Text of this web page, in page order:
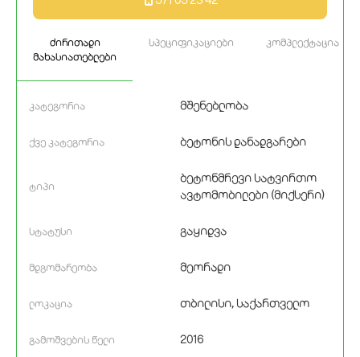
ძირითადი
მახასიათებლები
სპეციფიკაციები კომპლექტაცია
კატეგორია მშენებლობა
ქვე კატეგორია ბეტონის დანადგარები
ტიპი
ბეტონმრევი სატვირთო
ავტომობილები (მიქსერი)
სტატუსი გაყიდვა
მდგომარეობა მეორადი
ლოკაცია თბილისი, საქართველო
გამოშვების წელი 2016